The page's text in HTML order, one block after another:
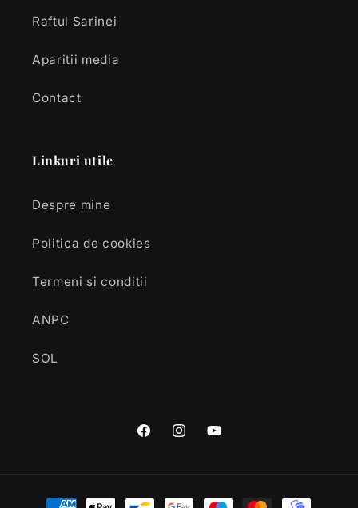
Raftul Sarinei
Aparitii media
Contact
Linkuri utile
Despre mine
Politica de cookies
Termeni si conditii
ANPC
SOL
FacebookInstagramYouTube
Metode